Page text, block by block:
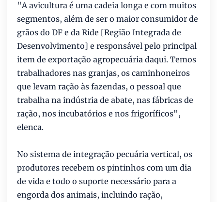
"A avicultura é uma cadeia longa e com muitos
segmentos, além de ser o maior consumidor de
grãos do DF e da Ride [Região Integrada de
Desenvolvimento] e responsável pelo principal
item de exportação agropecuária daqui. Temos
trabalhadores nas granjas, os caminhoneiros
que levam ração às fazendas, o pessoal que
trabalha na indústria de abate, nas fábricas de
ração, nos incubatórios e nos frigoríficos",
elenca.
No sistema de integração pecuária vertical, os
produtores recebem os pintinhos com um dia
de vida e todo o suporte necessário para a
engorda dos animais, incluindo ração,